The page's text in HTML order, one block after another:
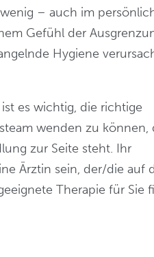
– auch im
Gefühl der
Hygiene
es wichtig, die richtige
wenden zu können,
zur Seite steht. Ihr
Ärztin sein, der/die auf
Therapie für Sie